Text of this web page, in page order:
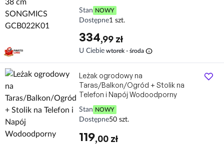
Stan NOWY
Dostępne1 szt.
334,99 zł
U Ciebie wtorek - środa info
Leżak ogrodowy na
Taras/Balkon/Ogród + Stolik na
Telefon i Napój Wodoodporny
Stan NOWY
Dostępne50 szt.
119,00 zł